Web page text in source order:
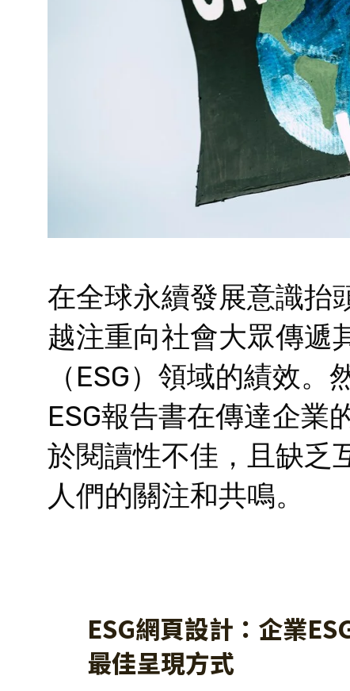
在全球永續發展意識抬
越注重向社會大眾傳遞
（ESG）領域的績效
ESG報告書在傳達企業
於閱讀性不佳，且缺乏
人們的關注和共鳴。
ESG網頁設計：企業
最佳呈現方式